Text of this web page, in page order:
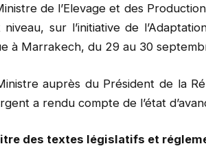
de l’Elevage et des
niveau, sur l’initiative de
à Marrakech, du 29 au 30
auprès du Président de la
a rendu compte de l’état
des textes législatifs et